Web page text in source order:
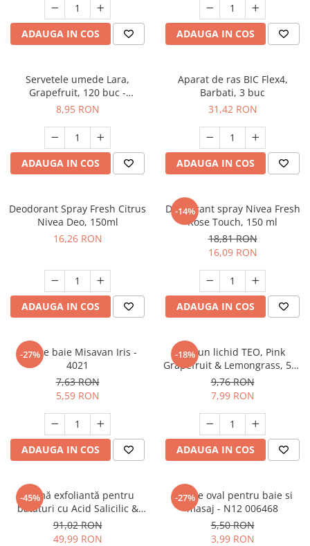
Suporturi si servetele
Tacamuri si seturi
Tavi copt
Termosuri si cani termos
Tigai si seturi
Tirbusoane si dopuri
Tocatoare de bucatarie
Vaze si boluri decorative
Vesela unica folosinta
Suporturi si accesorii de baie
Uscatoare de rufe
ADAUGA IN COS ADAUGA IN COS
Servetele umede Lara,
Grapefruit, 120 buc -
90021411
8,95 RON
ADAUGA IN COS
Aparat de ras BIC Flex4,
Barbati, 3 buc
31,42 RON
ADAUGA IN COS
Deodorant Spray Fresh Citrus
Nivea Deo, 150ml
16,26 RON
ADAUGA IN COS
-14%
Deodorant spray Nivea Fresh
Rose Touch, 150 ml
18,81 RON
16,09 RON
ADAUGA IN COS
-27%
Burete baie Misavan Iris -
4021
7,63 RON
5,59 RON
ADAUGA IN COS
-18%
Sapun lichid TEO, Pink
Grapefruit & Lemongrass, 500
ml
9,76 RON
7,99 RON
ADAUGA IN COS
-45%
Cremă exfoliantă pentru
bătături cu Acid Salicilic &
Acid Hialuronic – hidratare și
netezire intensă
91,02 RON
49,99 RON
-27%
Burete oval pentru baie si
masaj - N12 006468
5,50 RON
3,99 RON